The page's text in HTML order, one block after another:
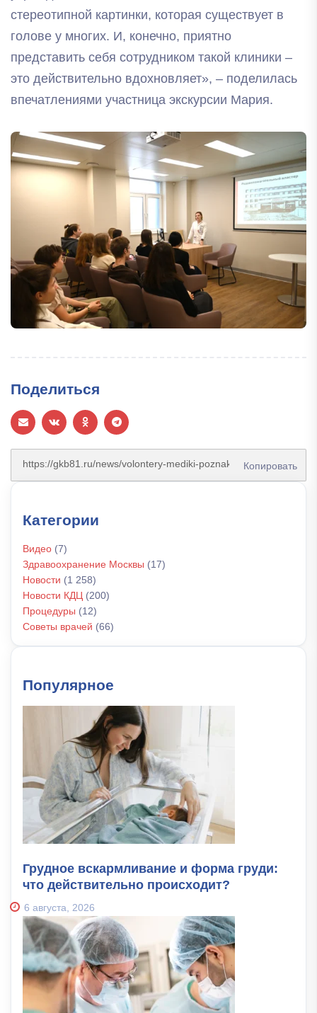
стереотипной картинки, которая существует в
голове у многих. И, конечно, приятно
представить себя сотрудником такой клиники –
это действительно вдохновляет», – поделилась
впечатлениями участница экскурсии Мария.
Поделиться
Копировать
Категории
Видео (7)
Здравоохранение Москвы (17)
Новости (1 258)
Новости КДЦ (200)
Процедуры (12)
Советы врачей (66)
Популярное
Грудное вскармливание и форма груди:
что действительно происходит?
6 августа, 2026